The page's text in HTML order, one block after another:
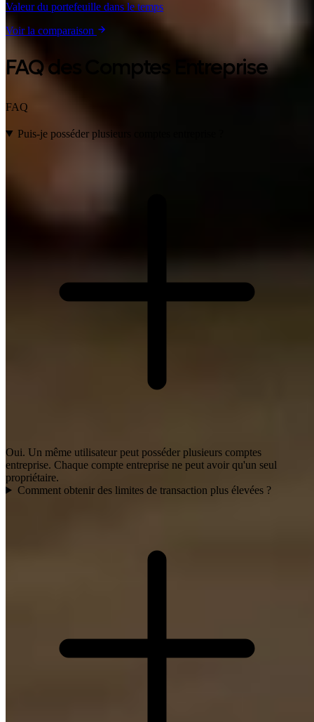
Valeur du portefeuille dans le temps
Voir la comparaison
FAQ des Comptes Entreprise
FAQ
Puis-je posséder plusieurs comptes entreprise ?
Oui. Un même utilisateur peut posséder plusieurs comptes
entreprise. Chaque compte entreprise ne peut avoir qu'un seul
propriétaire.
Comment obtenir des limites de transaction plus élevées ?